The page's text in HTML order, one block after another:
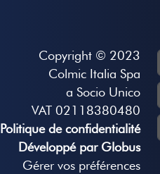
Copyright © 2023
Colmic Italia Spa
a Socio Unico
VAT 02118380480
Politique de confidentialité
Développé par Globus
Gérer vos préférences